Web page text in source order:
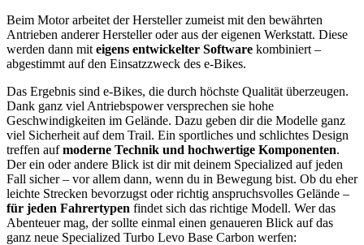
Beim Motor arbeitet der Hersteller zumeist mit den bewährten
Antrieben anderer Hersteller oder aus der eigenen Werkstatt. Diese
werden dann mit eigens entwickelter Software kombiniert –
abgestimmt auf den Einsatzzweck des e-Bikes.
Das Ergebnis sind e-Bikes, die durch höchste Qualität überzeugen.
Dank ganz viel Antriebspower versprechen sie hohe
Geschwindigkeiten im Gelände. Dazu geben dir die Modelle ganz
viel Sicherheit auf dem Trail. Ein sportliches und schlichtes Design
treffen aufmoderne Technik und hochwertige Komponenten.
Der ein oder andere Blick ist dir mit deinem Specialized auf jeden
Fall sicher – vor allem dann, wenn du in Bewegung bist. Ob du eher
leichte Strecken bevorzugst oder richtig anspruchsvolles Gelände –
für jeden Fahrertypen findet sich das richtige Modell. Wer das
Abenteuer mag, der sollte einmal einen genaueren Blick auf das
ganz neue Specialized Turbo Levo Base Carbon werfen: